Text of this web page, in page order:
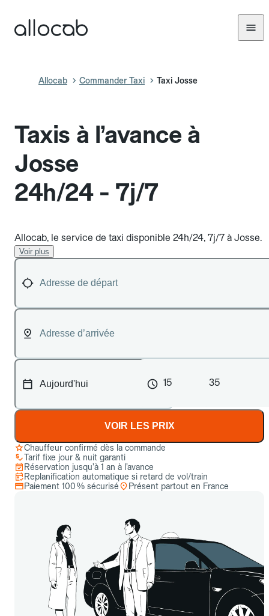
Allocab Commander Taxi Taxi Josse
Taxis à l’avance à
Josse
24h/24 - 7j/7
Allocab, le service de taxi disponible 24h/24, 7j/7 à Josse.
Voir plus
15 35
VOIR LES PRIX
Chauffeur confirmé dès la commande
Tarif fixe jour & nuit garanti
Réservation jusqu’à 1 an à l’avance
Replanification automatique si retard de vol/train
Paiement 100 % sécurisé
Présent partout en France